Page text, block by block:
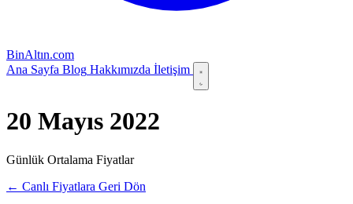
BinAltın.com
Ana Sayfa Blog Hakkımızda İletişim
20 Mayıs 2022
Günlük Ortalama Fiyatlar
← Canlı Fiyatlara Geri Dön